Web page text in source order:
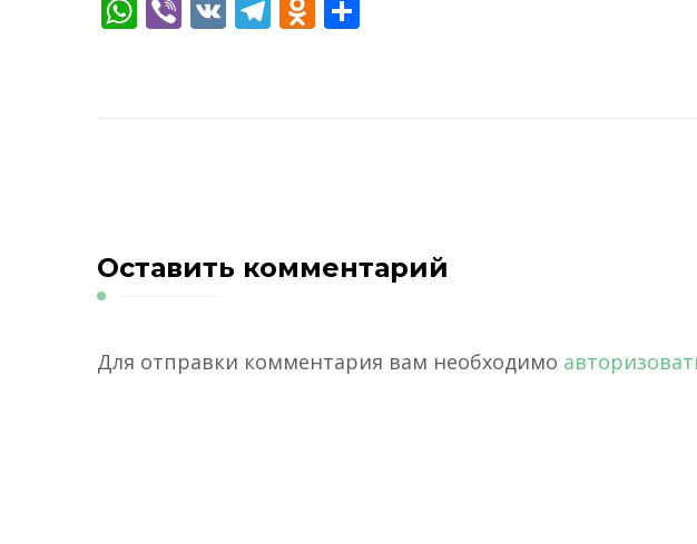
WhatsApp
Viber
VK Telegram
Odnoklassniki
Оставить комментарий
Для отправки комментария вам необходимо